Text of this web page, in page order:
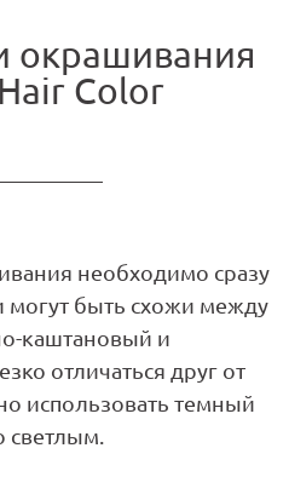
окрашивания
Color
необходимо сразу
могут быть схожи между
каштановый и
отличаться друг от
использовать темный
светлым.